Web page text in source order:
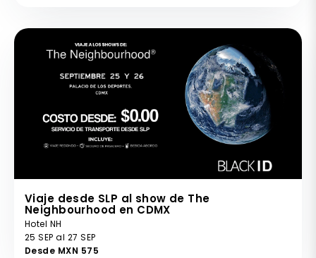
Viaje desde SLP al show de The
Neighbourhood en CDMX
Hotel NH
25 SEP al 27 SEP
Desde MXN 575